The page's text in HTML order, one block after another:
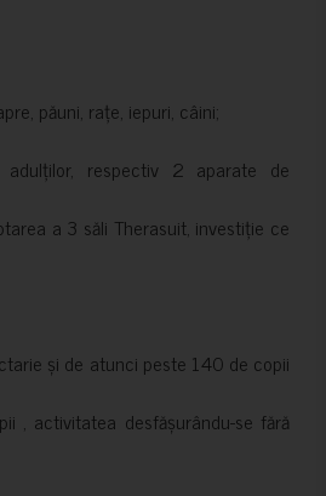
păuni, rațe, iepuri, câini;
respectiv 2 aparate de
a 3 săli Therasuit, investiție ce
și de atunci peste 140 de copii
, activitatea desfășurându-se fără